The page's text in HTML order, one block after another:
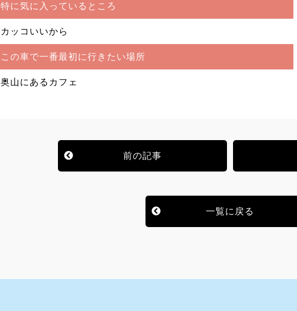
特に気に入っているところ
カッコいいから
この車で一番最初に行きたい場所
奥山にあるカフェ
前の記事
一覧に戻る